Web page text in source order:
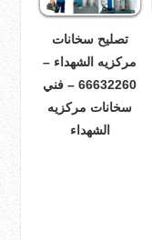
تصليح سخانات
مركزيه الشهداء –
66632260 – فني
سخانات مركزيه
الشهداء